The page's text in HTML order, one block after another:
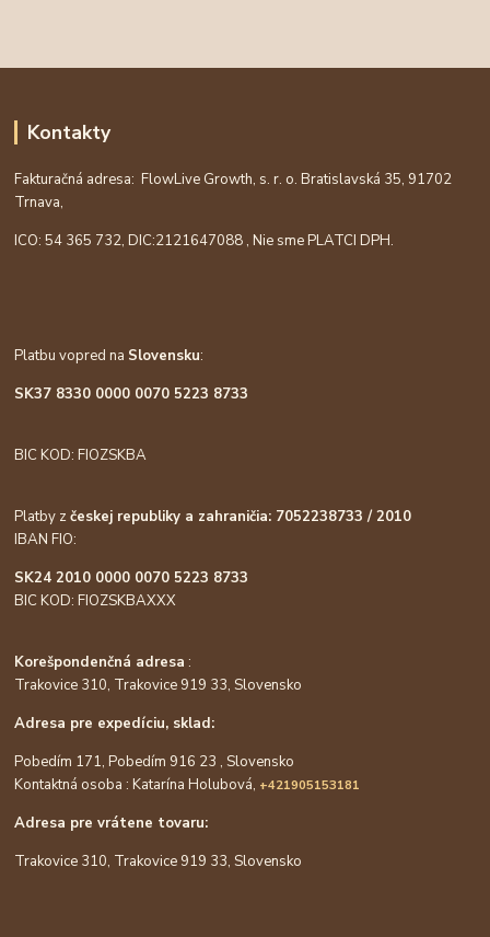
Kontakty
Fakturačná adresa: FlowLive Growth, s. r. o. Bratislavská 35, 91702
Trnava,
ICO: 54 365 732, DIC:2121647088 , Nie sme PLATCI DPH.
Platbu vopred na Slovensku:
SK37 8330 0000 0070 5223 8733
BIC KOD: FIOZSKBA
Platby zčeskej republiky a zahraničia: 7052238733 / 2010
IBAN FIO:
SK24 2010 0000 0070 5223 8733
BIC KOD: FIOZSKBAXXX
Korešpondenčná adresa :
Trakovice 310, Trakovice 919 33, Slovensko
Adresa pre expedíciu, sklad:
Pobedím 171, Pobedím 916 23 , Slovensko
Kontaktná osoba : Katarína Holubová, +421905153181
Adresa pre vrátene tovaru:
Trakovice 310, Trakovice 919 33, Slovensko